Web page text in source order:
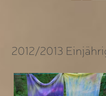
2012/2013